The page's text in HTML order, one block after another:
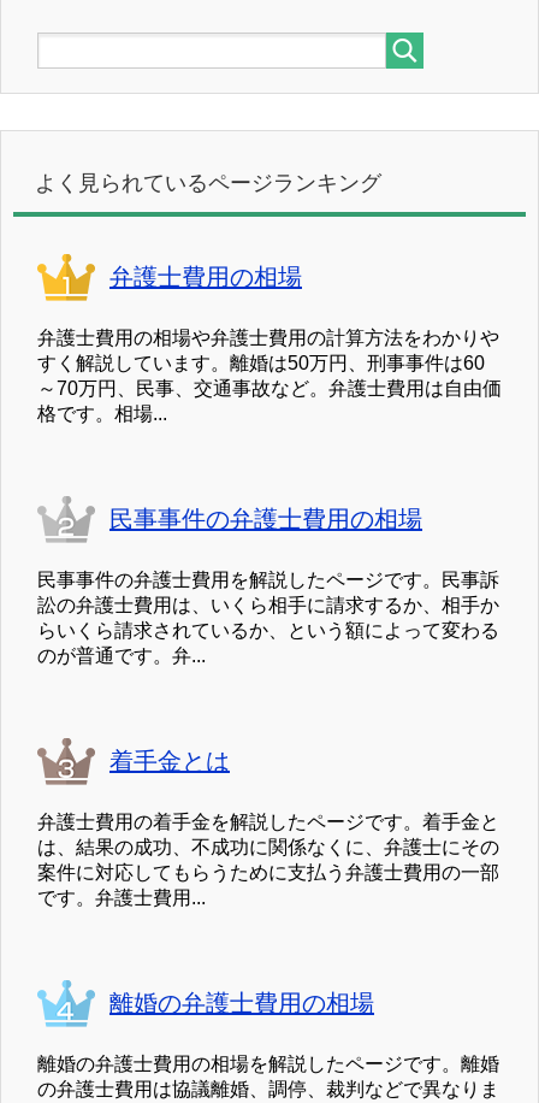
よく見られているページランキング
弁護士費用の相場
弁護士費用の相場や弁護士費用の計算方法をわかりや
すく解説しています。離婚は50万円、刑事事件は60
～70万円、民事、交通事故など。弁護士費用は自由価
格です。相場...
民事事件の弁護士費用の相場
民事事件の弁護士費用を解説したページです。民事訴
訟の弁護士費用は、いくら相手に請求するか、相手か
らいくら請求されているか、という額によって変わる
のが普通です。弁...
着手金とは
弁護士費用の着手金を解説したページです。着手金と
は、結果の成功、不成功に関係なくに、弁護士にその
案件に対応してもらうために支払う弁護士費用の一部
です。弁護士費用...
離婚の弁護士費用の相場
離婚の弁護士費用の相場を解説したページです。離婚
の弁護士費用は協議離婚、調停、裁判などで異なりま